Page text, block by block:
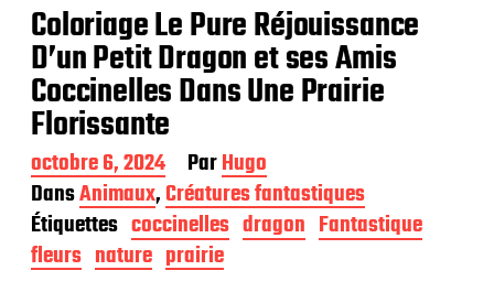
Coloriage Le Pure Réjouissance
D’un Petit Dragon et ses Amis
Coccinelles Dans Une Prairie
Florissante
D
a
t
e
d
e
octobre 6, 2024 ParHugo
DansAnimaux,Créatures fantastiques
Étiquettes coccinelles dragon Fantastique
fleurs nature prairie